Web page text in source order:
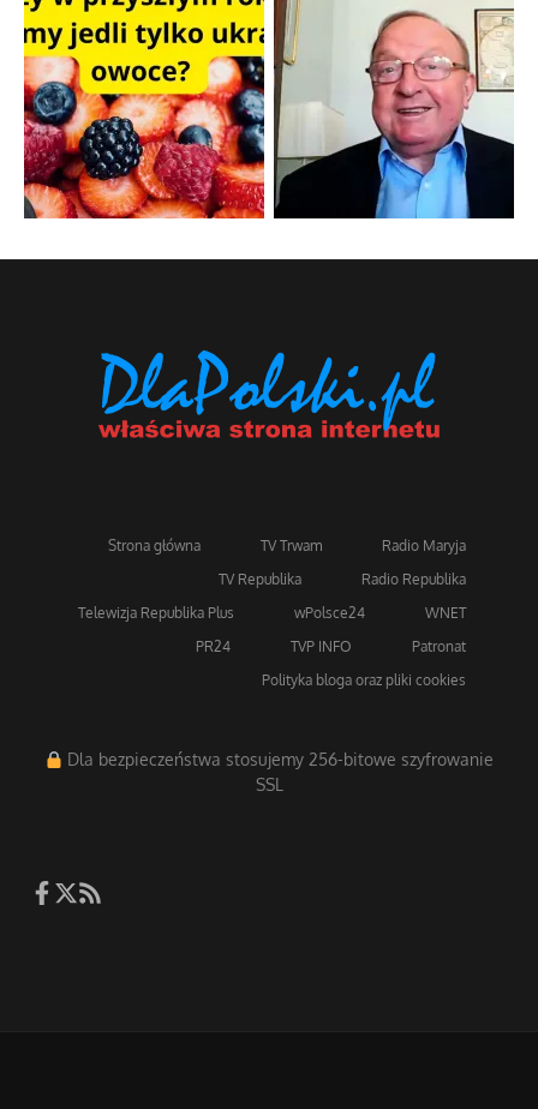
Strona główna TV Trwam
Radio Maryja
TV Republika
Radio Republika
Telewizja Republika Plus
wPolsce24
WNET
PR24
TVP INFO
Patronat
Polityka bloga oraz pliki cookies
Dla bezpieczeństwa stosujemy 256-bitowe szyfrowanie
SSL